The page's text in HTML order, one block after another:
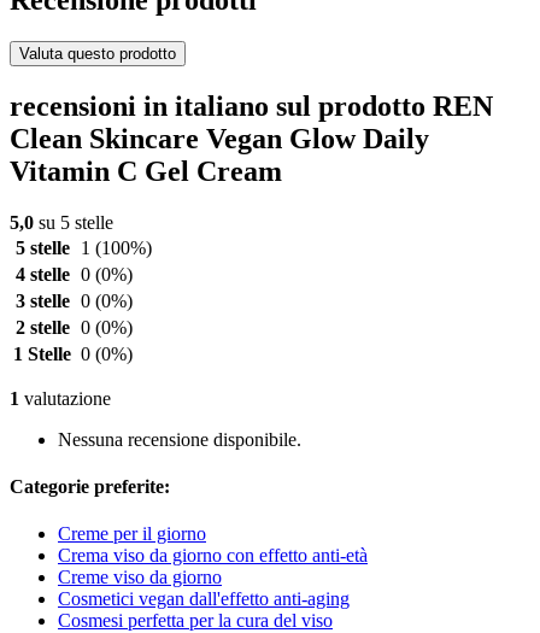
Valuta questo prodotto
recensioni in italiano sul prodotto REN
Clean Skincare Vegan Glow Daily
Vitamin C Gel Cream
5,0 su 5 stelle
5 stelle
1 (100%)
4 stelle 0 (0%)
3 stelle 0 (0%)
2 stelle 0 (0%)
1 Stelle 0 (0%)
1 valutazione
Nessuna recensione disponibile.
Categorie preferite:
Creme per il giorno
Crema viso da giorno con effetto anti-età
Creme viso da giorno
Cosmetici vegan dall'effetto anti-aging
Cosmesi perfetta per la cura del viso